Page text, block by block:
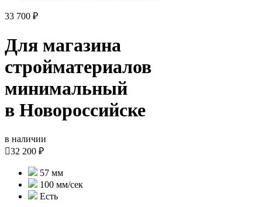
33 700 ₽
Для магазина
стройматериалов
минимальный
в Новороссийске
в наличии
32 200 ₽
57 мм
100 мм/сек
Есть